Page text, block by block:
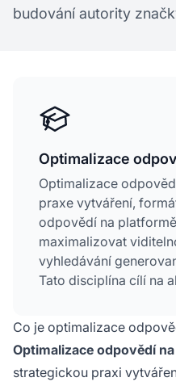
budování autority
Optimalizace
Optimalizace
praxe vytváření,
odpovědí na
maximalizovat
vyhledávání
Tato disciplína cílí na
ChatGPT a
hlavní zdroj pro
uživatelské dotazy.
SEO, které se
Co je optimalizace
Optimalizace odpovědí
strategickou praxi